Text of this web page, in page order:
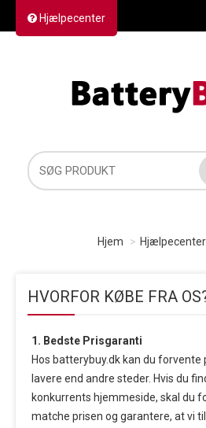
Hjælpecenter
Hjem Hjælpecenter
HVORFOR KØBE FRA
1. Bedste Prisgaranti
Hos batterybuy.dk kan du forvente
lavere end andre steder. Hvis du
konkurrents hjemmeside, skal du
matche prisen og garantere, at vi